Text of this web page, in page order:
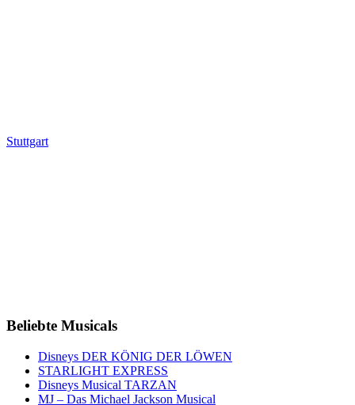
Stuttgart
Beliebte Musicals
Disneys DER KÖNIG DER LÖWEN
STARLIGHT EXPRESS
Disneys Musical TARZAN
MJ – Das Michael Jackson Musical